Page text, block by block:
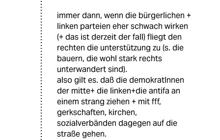
immer dann, wenn die bürgerlichen +
linken parteien eher schwach wirken
(+ das ist derzeit der fall) fliegt den
rechten die unterstützung zu (s. die
bauern, die wohl stark rechts
unterwandert sind).
also gilt es. daß die demokratInnen
der mitte+ die linken+die antifa an
einem strang ziehen + mit fff,
gerkschaften, kirchen,
sozialverbänden dagegen auf die
straße gehen.